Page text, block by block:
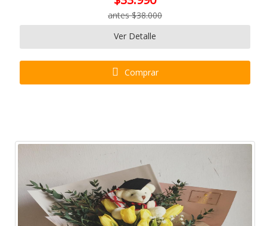
antes $38.000
Ver Detalle
Comprar